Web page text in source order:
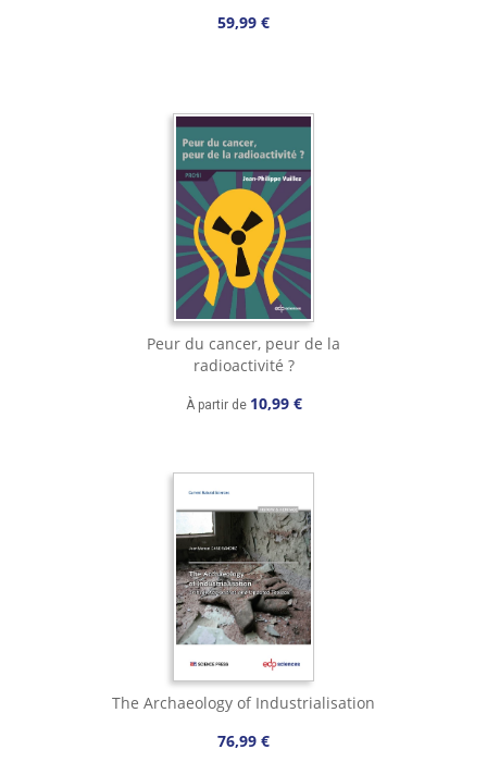
59,99 €
Peur du cancer, peur de la
radioactivité ?
À partir de 10,99 €
The Archaeology of Industrialisation
76,99 €